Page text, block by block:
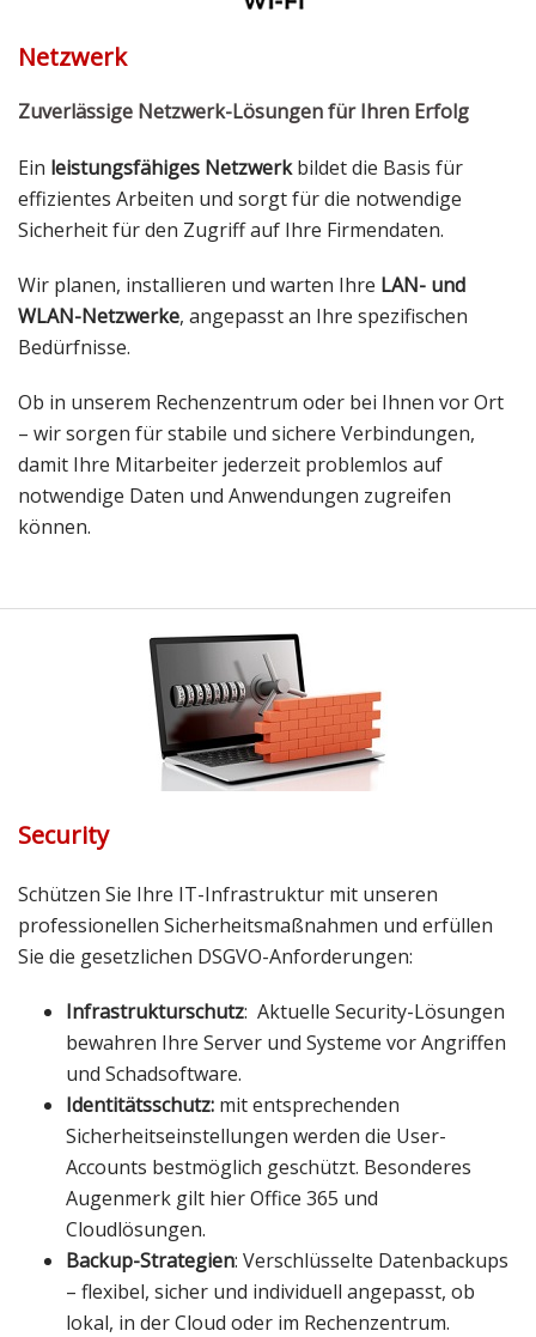
Netzwerk
Zuverlässige Netzwerk-Lösungen für Ihren Erfolg
Ein leistungsfähiges Netzwerkbildet die Basis für
effizientes Arbeiten und sorgt für die notwendige
Sicherheit für den Zugriff auf Ihre Firmendaten.
Wir planen, installieren und warten Ihre LAN- und
WLAN-Netzwerke, angepasst an Ihre spezifischen
Bedürfnisse.
Ob in unserem Rechenzentrum oder bei Ihnen vor Ort
– wir sorgen für stabile und sichere Verbindungen,
damit Ihre Mitarbeiter jederzeit problemlos auf
notwendige Daten und Anwendungen zugreifen
können.
Security
Schützen Sie Ihre IT-Infrastruktur mit unseren
professionellen Sicherheitsmaßnahmen und erfüllen
Sie die gesetzlichen DSGVO-Anforderungen:
Infrastrukturschutz: Aktuelle Security-Lösungen
bewahren Ihre Server und Systeme vor Angriffen
und Schadsoftware.
Identitätsschutz: mit entsprechenden
Sicherheitseinstellungen werden die User-
Accounts bestmöglich geschützt. Besonderes
Augenmerk gilt hier Office 365 und
Cloudlösungen.
Backup-Strategien: Verschlüsselte Datenbackups
– flexibel, sicher und individuell angepasst, ob
lokal, in der Cloud oder im Rechenzentrum.